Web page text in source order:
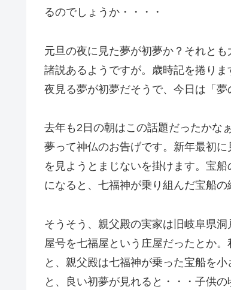
るのでしょうか・・・・
元旦の夜に見た夢が初夢か？それとも
諸説あるようですが。歳時記を捲り
夜見る夢が初夢だそうで、今日は「夢
去年も2日の朝はこの話題だったかな
夢って神仏のお告げです。新年最初
を見ようとまじないを掛けます。宝
になると、七福神が乗り組んだ宝船の
そうそう、親父殿の実家は旧岐阜県洞
屋号を七福屋という庄屋だったとか
と、親父殿は七福神が乗った宝船を
と、良い初夢が見れると・・・子供の